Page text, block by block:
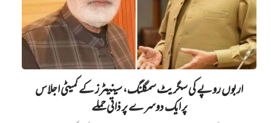
اربوں روپے کی سگریٹ سمگلنگ، سینیٹرز کے کمیٹی اجلاس
پر ایک دوسرے پر ذاتی حملے